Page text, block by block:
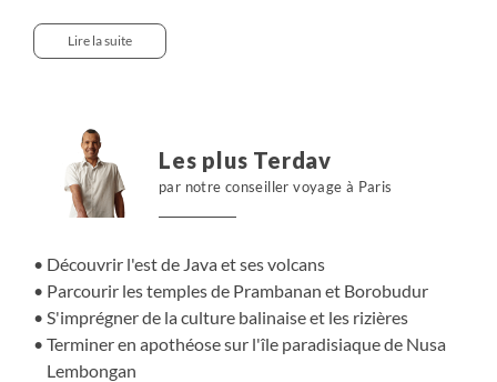
avant une dernière étape cette fois au bord des plages de
sable fin. Un voyage idéal pour une première découverte
Lire la suite
Les plus Terdav
par notre conseiller voyage à Paris
Découvrir l'est de Java et ses volcans
Parcourir les temples de Prambanan et Borobudur
S'imprégner de la culture balinaise et les rizières
Terminer en apothéose sur l'île paradisiaque de Nusa
Lembongan